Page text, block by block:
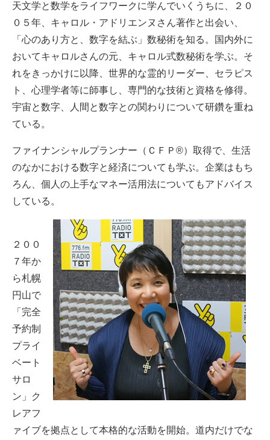
天文学と数学をライフワークに学んでいくうちに、２０
０５年、キャロル・アドリエンヌさん著作と出会い、
「心のあり方と、数字を結ぶ」数秘術を知る。国内外に
おいてキャロルさんの元、キャロル式数秘術を学ぶ。そ
れをきっかけに以降、世界的な霊的リーダー、セラピス
ト、心理学者等に師事し、専門的な技術と資格を修得。
宇宙と数字、人間と数字との関わりについて研鑽を重ね
ている。
ファイナンシャルプランナー（ＣＦＰ®）取得で、生活
のなかにおける数字と経済についても学ぶ。企業はもち
ろん、個人の上手なマネー活用法についてもアドバイス
している。
２００
７年か
ら札幌
円山で
「完全
予約制
プライ
ベート
サロ
ン」ク
レアフ
ァイブを拠点として本格的な活動を開始。道内だけでな